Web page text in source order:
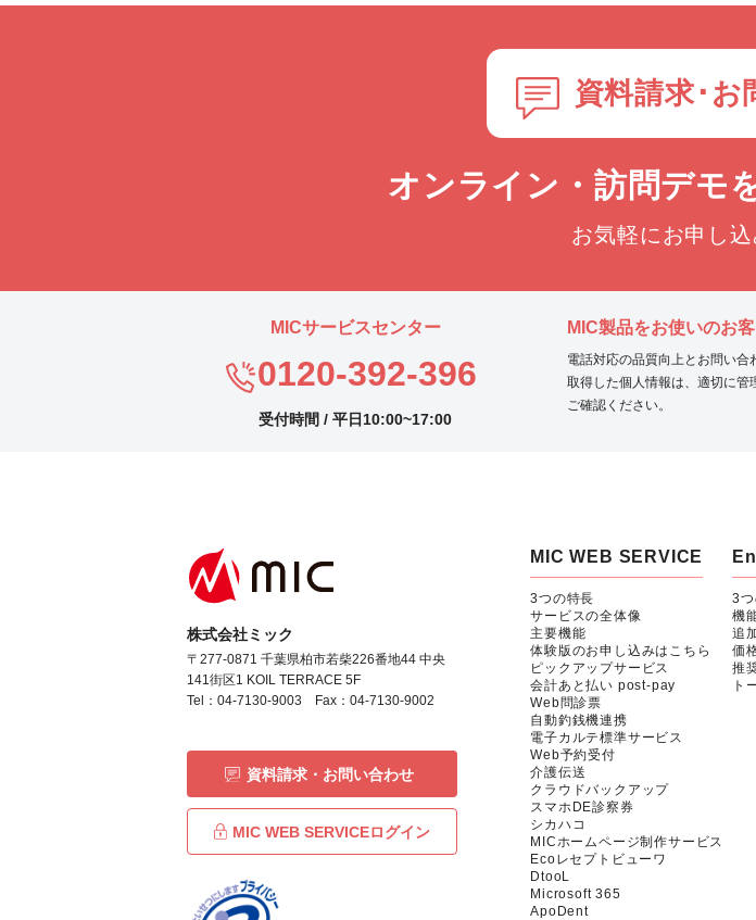
資料請求･お
オンライン・訪問デモ
お気軽にお申し込
MICサービスセンター
0120-392-396
受付時間 / 平日10:00~17:00
MIC製品をお使いのお
電話対応の品質向上とお問い合
取得した個人情報は、適切に管
ご確認ください。
株式会社ミック
〒277-0871 千葉県柏市若柴226番地44 中央
141街区1 KOIL TERRACE 5F
Tel：04-7130-9003 Fax：04-7130-9002
資料請求・お問い合わせ
MIC WEB SERVICEログイン
MIC WEB SERVICE
3つの特長
サービスの全体像
主要機能
体験版のお申し込みはこちら
ピックアップサービス
会計あと払い post-pay
Web問診票
自動釣銭機連携
電子カルテ標準サービス
Web予約受付
介護伝送
クラウドバックアップ
スマホDE診察券
シカハコ
MICホームページ制作サービス
Ecoレセプトビューワ
DtooL
Microsoft 365
ApoDent
3
機
追
価
推
ト